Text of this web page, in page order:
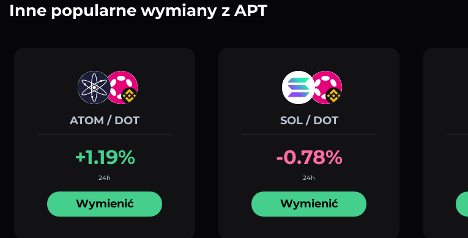
Inne popularne wymiany z APT
ATOM / DOT
+1.19%
24h
Wymienić
SOL / DOT
-0.78%
24h
Wymienić